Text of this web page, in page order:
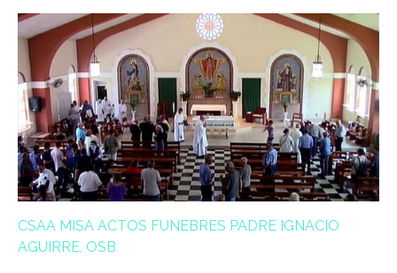
CSAA MISA ACTOS FUNEBRES PADRE IGNACIO
AGUIRRE, OSB